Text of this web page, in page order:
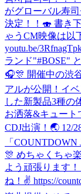
がグローバル寿
決定！！🍣 書き
ゃうCM映像は以
youtu.be/
ランド"#BOSE"
🎧🎊 開催中の渋
アルが公開！イ
した新製品3種の
お洒落&キュート
CDJ出演！🌏 12/
「
🎊 めちゃくちゃ
よう頑張ります
ね！✌️ https://